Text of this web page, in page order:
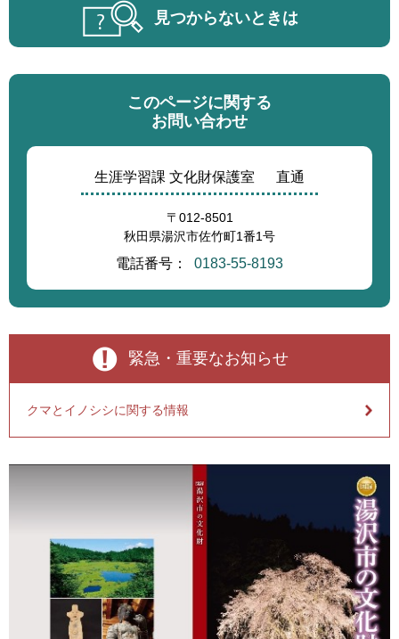
見つからないときは
このページに関する
お問い合わせ
生涯学習課 文化財保護室 直通
〒012-8501
秋田県湯沢市佐竹町1番1号
電話番号： 0183-55-8193
緊急・重要なお知らせ
クマとイノシシに関する情報